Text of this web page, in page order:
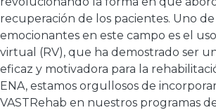
recuperación de los pacientes. Uno de
emocionantes en este campo es el
virtual (RV), que ha demostrado ser
eficaz y motivadora para la
ENA, estamos orgullosos de
VASTRehab en nuestros programas